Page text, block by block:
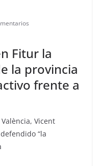
Fitur la
la provincia
frente a
Vicent
“la